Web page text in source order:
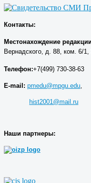
Контакты:
Местонахождение р
Вернадского, д. 88, ком. 6/1,
Телефон:+7(499) 730-38-63
E-mail: pmedu@mpgu.edu,
hist2001@mail.ru
Наши партнеры: